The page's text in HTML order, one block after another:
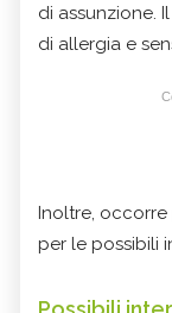
di assunzione.
di allergia e
Inoltre,
per le possibili